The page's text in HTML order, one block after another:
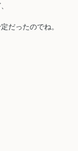
だったのでね。